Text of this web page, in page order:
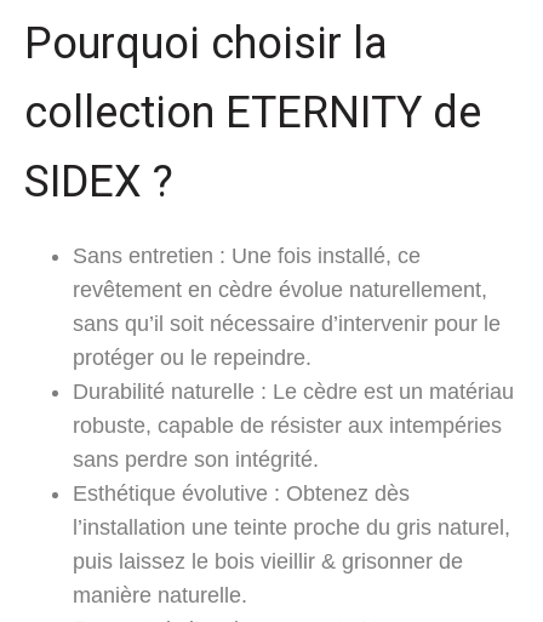
Pourquoi choisir la
collection ETERNITY de
SIDEX ?
Sans entretien : Une fois installé, ce
revêtement en cèdre évolue naturellement,
sans qu’il soit nécessaire d’intervenir pour le
protéger ou le repeindre.
Durabilité naturelle : Le cèdre est un matériau
robuste, capable de résister aux intempéries
sans perdre son intégrité.
Esthétique évolutive : Obtenez dès
l’installation une teinte proche du gris naturel,
puis laissez le bois vieillir & grisonner de
manière naturelle.